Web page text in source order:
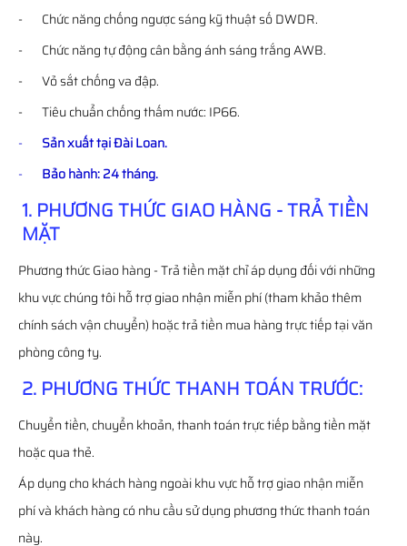
- Chức năng chống ngược sáng kỹ thuật số DWDR.
- Chức năng tự động cân bằng ánh sáng trắng AWB.
- Vỏ sắt chống va đập.
- Tiêu chuẩn chống thấm nước: IP66.
- Sản xuất tại Đài Loan.
- Bảo hành: 24 tháng.
1. PHƯƠNG THỨC GIAO HÀNG - TRẢ TIỀN
MẶT
Phương thức Giao hàng - Trả tiền mặt chỉ áp dụng đối với những
khu vực chúng tôi hỗ trợ giao nhận miễn phí (tham khảo thêm
chính sách vận chuyển) hoặc trả tiền mua hàng trực tiếp tại văn
phòng công ty.
2. PHƯƠNG THỨC THANH TOÁN TRƯỚC:
Chuyển tiền, chuyển khoản, thanh toán trực tiếp bằng tiền mặt
hoặc qua thẻ.
Áp dụng cho khách hàng ngoài khu vực hỗ trợ giao nhận miễn
phí và khách hàng có nhu cầu sử dụng phương thức thanh toán
này.